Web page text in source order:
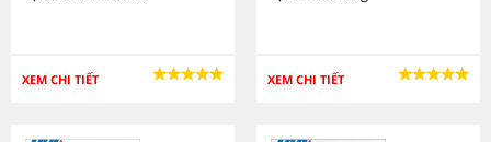
XEM CHI TIẾT XEM CHI TIẾT